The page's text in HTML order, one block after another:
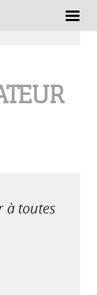
à toutes